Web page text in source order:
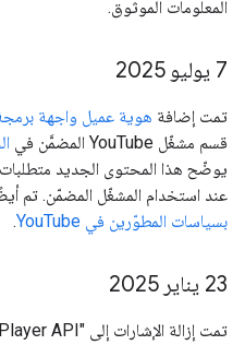
المعلومات الموثوق.
‫7 يوليو 2025
تمت إضافة هوية عميل واجهة برمجة
قسم مشغّل YouTube المضمَّن في
عند استخدام المشغّل المضمّن. تم
بسياسات المطوّرين في YouTube
.
‫23 يناير 2025
تمت إزالة الإشارات إلى "Android Player API" من